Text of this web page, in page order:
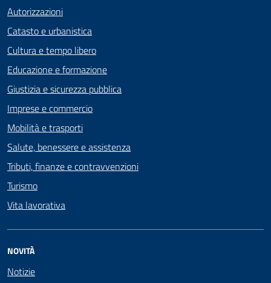
Autorizzazioni
Catasto e urbanistica
Cultura e tempo libero
Educazione e formazione
Giustizia e sicurezza pubblica
Imprese e commercio
Mobilità e trasporti
Salute, benessere e assistenza
Tributi, finanze e contravvenzioni
Turismo
Vita lavorativa
NOVITÀ
Notizie